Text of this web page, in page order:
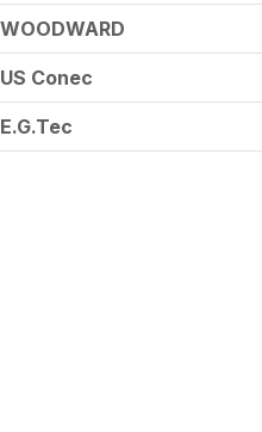
WOODWARD
US Conec
E.G.Tec